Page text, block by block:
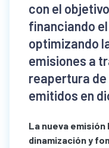
con el
financiando
optimizando
emisiones a
reapertura de
emitidos en
La nueva emisión
dinamización y